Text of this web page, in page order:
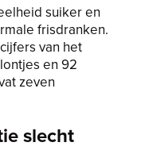
suiker en
frisdranken.
van het
en 92
zeven
slecht